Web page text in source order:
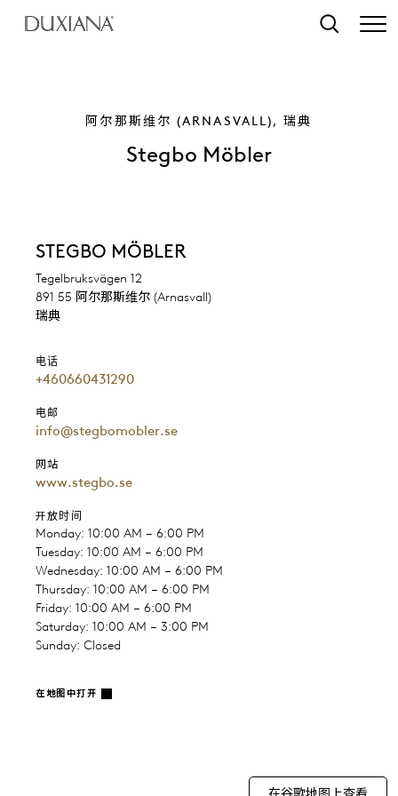
搜索
阿尔那斯维尔 (ARNASVALL), 瑞典
Stegbo Möbler
STEGBO MÖBLER
Tegelbruksvägen 12
891 55 阿尔那斯维尔 (Arnasvall)
瑞典
电话
+460660431290
电邮
info@stegbomobler.se
网站
www.stegbo.se
开放时间
Monday: 10:00 AM – 6:00 PM
Tuesday: 10:00 AM – 6:00 PM
Wednesday: 10:00 AM – 6:00 PM
Thursday: 10:00 AM – 6:00 PM
Friday: 10:00 AM – 6:00 PM
Saturday: 10:00 AM – 3:00 PM
Sunday: Closed
在地图中打开